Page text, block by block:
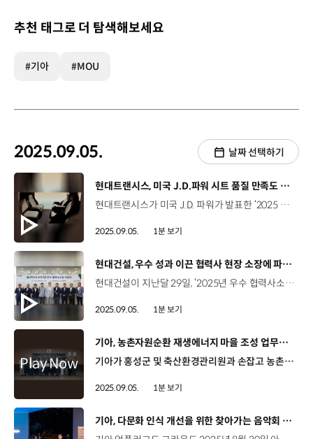
추천 태그로 더 탐색해보세요
#기아 #MOU
2025.09.05. 날짜 선택하기
[동영상]
현대트랜시스, 미국 J.D.파워 시트 품질 만족도 조사 1위
현대트랜시스가 미국 J.D. 파워가 발표한 ‘2025 시트 품질 만족도 조사’에서 2년 연속 1위를 차지했습니다. ‘2025 시트 품질 만족도 조사’는 미국에서 2025년형 차량을 90일 이상 소유한 10만여 명의 소비자를 대상으로 진행됐는데요. 현대트랜시스는 지난해에 준중형차 시트 평가 1위를 차지한데 이어, 올해는 일반 브랜드 부문 중대형차 시트 평가 1위를 차지했습니다. 또한, 준중형 SUV 부문 2위, 중대형 SUV 부문 3위 등 세단부터 SUV까지 우수한 평가를 받았는데요, 2020년부터 6년 연속 시트 품질 만족도 TOP 3를 달성한 건 현대트랜시스가 국내 기업 중 유일합니다.
2025.09.05. 1분 보기
[동영상]
현대건설, 우수 성과 이끈 협력사 현장 소장에 파격 포상
현대건설이 지난달 29일, ‘2025년 우수 협력사소장’ 시상식을 개최하고, 현장 경쟁력 강화를 위한 상생 협력의 의지를 다졌습니다. 이번 시상식은 현대건설이 올해 처음으로 도입한 ‘우수 협력사소장 포상제도’의 일환인데요. 품질관리, 안전관리, 원가관리 등의 수행역량을 종합적으로 평가해 8명의 최우수 소장을 선정하고 포상금과 상패를 수여했습니다. 앞으로도 현대건설은 시상식을 매년 정기적으로 운영하는 한편, 협력사 VE보상제도, 우수기술제안 등 동반성장을 위한 다양한 상생 협력 모델을 지속 확대할 예정입니다.
2025.09.05. 1분 보기
[동영상]
기아, 농촌자원순환 재생에너지 마을 조성 업무협약 체결
기아가 홍성군 및 축산환경관리원과 손잡고 농촌자원순환 재생에너지 마을 조성을 위한 업무협약을 체결했습니다. 이번 업무협약은 온실가스의 주요 배출원 중 하나인 가축분뇨 문제를 해결하고, 농촌 지역의 에너지 자립을 돕기 위한 것인데요. 기아는 향후 3년에 걸쳐 홍성군 내 가축분뇨 바이오가스 처리 시설의 용량을 증설하고, 농산물 건조장 설치 등을 지원합니다. 또한, 재생에너지에 기반한 마을 인프라 조성과 온실가스 감축 방법론 개발 등을 위한 협력을 지속할 예정입니다.
2025.09.05. 1분 보기
[동영상]
기아, 다문화 인식 개선을 위한 찾아가는 음악회 개최